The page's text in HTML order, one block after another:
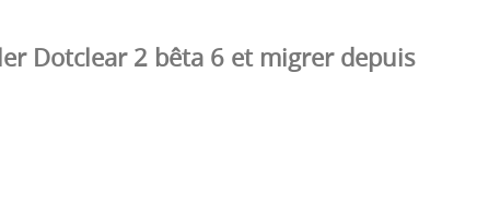
Dotclear 2 bêta 6 et migrer depuis